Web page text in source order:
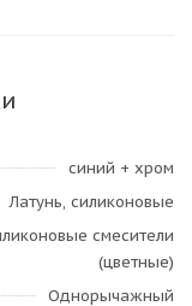
синий + хром
Латунь, силиконовые
смесители
(цветные)
Однорычажный